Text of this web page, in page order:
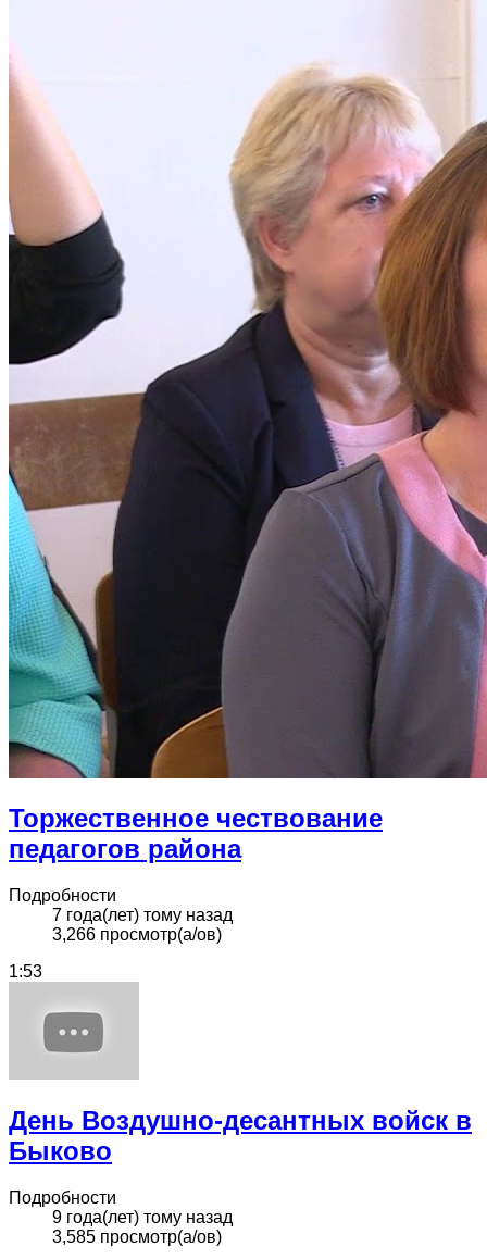
Торжественное чествование
педагогов района
Подробности
7 года(лет) тому назад
3,266 просмотр(а/ов)
1:53
День Воздушно-десантных войск в
Быково
Подробности
9 года(лет) тому назад
3,585 просмотр(а/ов)